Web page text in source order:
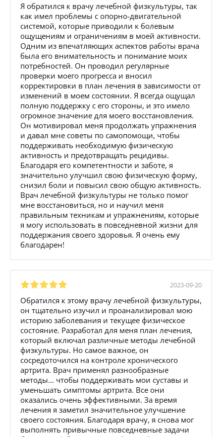
Я обратился к врачу лечебной физкультуры, так
как имел проблемы с опорно-двигательной
системой, которые приводили к болевым
ощущениям и ограничениям в моей активности.
Одним из впечатляющих аспектов работы врача
была его внимательность и понимание моих
потребностей. Он проводил регулярные
проверки моего прогресса и вносил
корректировки в план лечения в зависимости от
изменений в моем состоянии. Я всегда ощущал
полную поддержку с его стороны, и это имело
огромное значение для моего восстановления.
Он мотивировал меня продолжать упражнения
и давал мне советы по самопомощи, чтобы
поддерживать необходимую физическую
активность и предотвращать рецидивы.
Благодаря его компетентности и заботе, я
значительно улучшил свою физическую форму,
снизил боли и повысил свою общую активность.
Врач лечебной физкультуры не только помог
мне восстановиться, но и научил меня
правильным техникам и упражнениям, которые
я могу использовать в повседневной жизни для
поддержания своего здоровья. Я очень ему
благодарен!
2023-09-20
Обратился к этому врачу лечебной физкультуры,
он тщательно изучил и проанализировал мою
историю заболевания и текущее физическое
состояние. Разработал для меня план лечения,
который включал различные методы лечебной
физкультуры. Но самое важное, он
сосредоточился на контроле хронического
артрита. Врач применял разнообразные
методы… чтобы поддерживать мои суставы и
уменьшать симптомы артрита. Все они
оказались очень эффективными. За время
лечения я заметил значительное улучшение
своего состояния. Благодаря врачу, я снова мог
выполнять привычные повседневные задачи